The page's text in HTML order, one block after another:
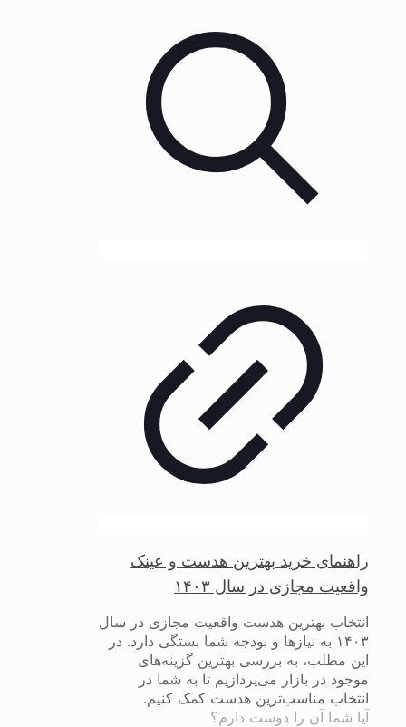
راهنمای خرید بهترین هدست و عینک
واقعیت مجازی در سال ۱۴۰۳
انتخاب بهترین هدست واقعیت مجازی در سال
۱۴۰۳ به نیازها و بودجه شما بستگی دارد. در
این مطلب، به بررسی بهترین گزینه‌های
موجود در بازار می‌پردازیم تا به شما در
انتخاب مناسب‌ترین هدست کمک کنیم.
آیا شما آن را دوست دارم؟